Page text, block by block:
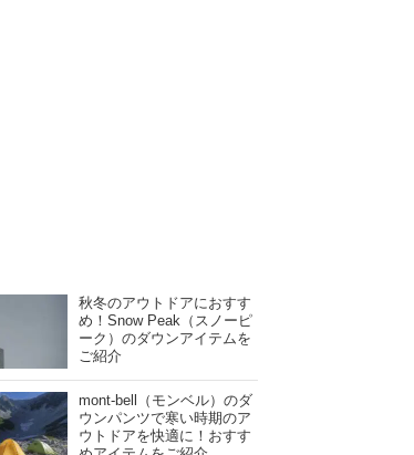
秋冬のアウトドアにおすす
め！Snow Peak（スノーピ
ーク）のダウンアイテムを
ご紹介
mont-bell（モンベル）のダ
ウンパンツで寒い時期のア
ウトドアを快適に！おすす